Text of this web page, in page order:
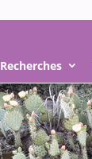
Recherches